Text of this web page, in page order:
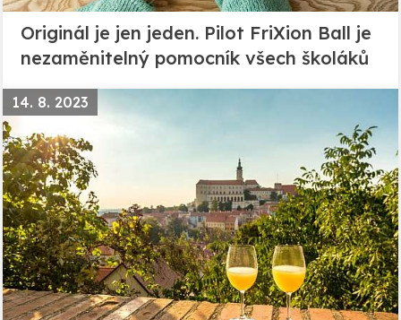
Originál je jen jeden. Pilot FriXion Ball je
nezaměnitelný pomocník všech školáků
14. 8. 2023